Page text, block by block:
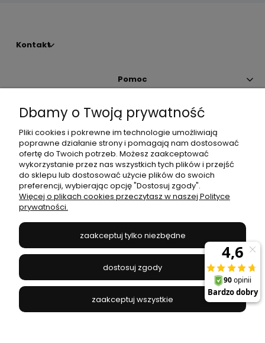
Kontakt
Pomoc
Moje konto
Płatności i dostawa
Informacje
JANEX
669-050-03-43
504 545 749//E-mail:sklep@janexmarket.pl
Dbamy o Twoją prywatność
Pliki cookies i pokrewne im technologie umożliwiają
poprawne działanie strony i pomagają nam dostosować
ofertę do Twoich potrzeb. Możesz zaakceptować
wykorzystanie przez nas wszystkich tych plików i przejść
do sklepu lub dostosować użycie plików do swoich
preferencji, wybierając opcję "Dostosuj zgody".
Więcej o plikach cookies przeczytasz w naszej Polityce
prywatności.
zaakceptuj tylko niezbędne
dostosuj zgody
zaakceptuj wszystkie